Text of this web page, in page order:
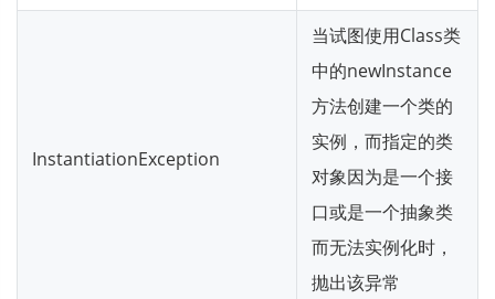
InstantiationException
当试图使用Class类
中的newInstance
方法创建一个类的
实例，而指定的类
对象因为是一个接
口或是一个抽象类
而无法实例化时，
抛出该异常